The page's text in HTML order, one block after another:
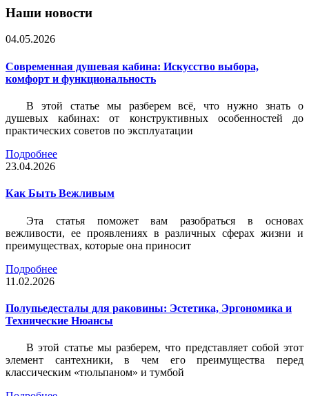
Наши новости
04.05.2026
Современная душевая кабина: Искусство выбора,
комфорт и функциональность
В этой статье мы разберем всё, что нужно знать о
душевых кабинах: от конструктивных особенностей до
практических советов по эксплуатации
Подробнее
23.04.2026
Как Быть Вежливым
Эта статья поможет вам разобраться в основах
вежливости, ее проявлениях в различных сферах жизни и
преимуществах, которые она приносит
Подробнее
11.02.2026
Полупьедесталы для раковины: Эстетика, Эргономика и
Технические Нюансы
В этой статье мы разберем, что представляет собой этот
элемент сантехники, в чем его преимущества перед
классическим «тюльпаном» и тумбой